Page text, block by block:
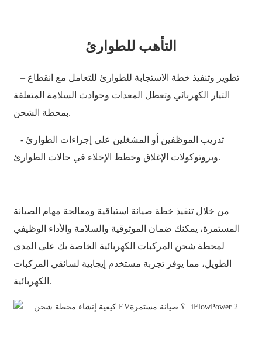
Türkçe
O'zbek
中文
Esperanto
التأهب للطوارئ
– تطوير وتنفيذ خطة الاستجابة للطوارئ للتعامل مع انقطاع
التيار الكهربائي وتعطل المعدات وحوادث السلامة المتعلقة
بمحطة الشحن.
- تدريب الموظفين أو المشغلين على إجراءات الطوارئ
وبروتوكولات الإغلاق وخطط الإخلاء في حالات الطوارئ.
من خلال تنفيذ خطة صيانة استباقية ومعالجة مهام الصيانة
المستمرة، يمكنك ضمان الموثوقية والسلامة والأداء الوظيفي
لمحطة شحن المركبات الكهربائية الخاصة بك على المدى
الطويل، مما يوفر تجربة مستخدم إيجابية لسائقي المركبات
الكهربائية.